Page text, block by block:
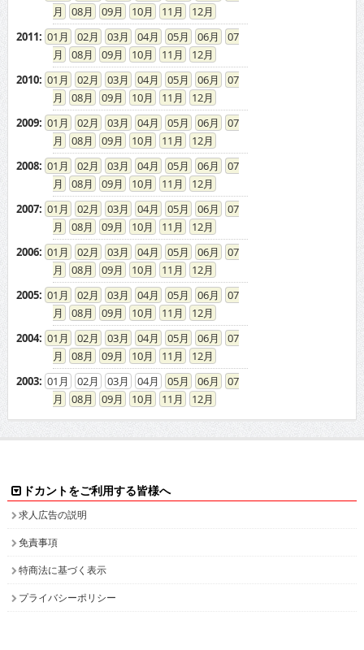
08
09 10 11
12
2011: 01 02 03 04 05 06
07
08
09 10 11
12
2010: 01 02 03 04 05 06
07
08
09 10 11
12
2009: 01 02 03 04 05 06
07
08
09 10 11
12
2008: 01 02 03 04 05 06
07
08
09 10 11
12
2007: 01 02 03 04 05 06
07
08
09 10 11
12
2006: 01 02 03 04 05 06
07
08
09 10 11
12
2005: 01 02 03 04 05 06
07
08
09 10 11
12
2004: 01 02 03 04 05 06
07
08
09 10 11
12
2003: 01 02 03 04 05 06
07
08
09 10 11 12
ドカントをご利用する皆様へ
求人広告の説明
免責事項
特商法に基づく表示
プライバシーポリシー